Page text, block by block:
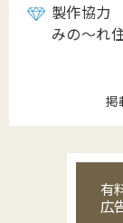
製作協力
みの～れ
掲
有
広